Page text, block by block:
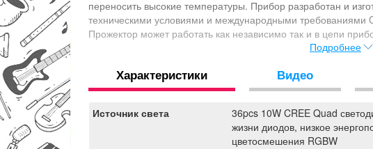
переносить высокие температуры. Прибор разработан и
техническими условиями и международными требованиями
Прожектор может работать как независимо так и в цепи
крупномасштабных мероприятиях, концертах, ночныхПодробнее
Характеристики Видео
Источник света
36pcs 10W CREE Quad
жизни диодов, низкое
цветосмешения RGBW